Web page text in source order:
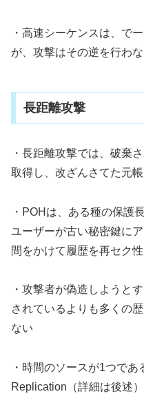
・高速シーケンスは、で
が、攻撃はその逆を行わ
長距離攻撃
・長距離攻撃では、破棄
取得し、改ざんさてた元
・POHは、ある種の保護
ユーザーが古い秘密鍵に
間をかけて履歴を再セク
・攻撃者が偽造しようと
されているよりも多くの
ない
・時間のソースが1つで
Replication（詳細は後述